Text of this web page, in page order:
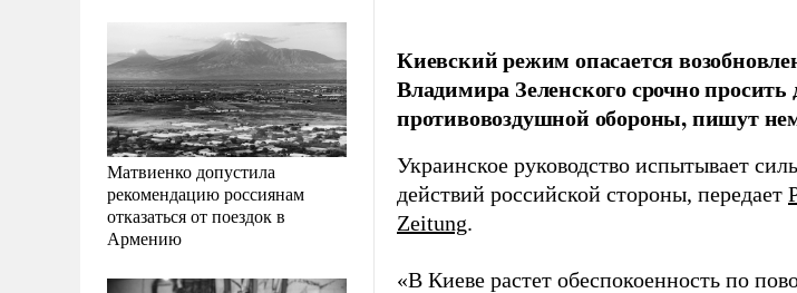
Матвиенко допустила
рекомендацию россиянам
отказаться от поездок в
Армению
Киевский режим опасается
Владимира Зеленского срочно
противовоздушной обороны, пишут
Украинское руководство испытывает
действий российской стороны, передает
Zeitung.
«В Киеве растет обеспокоенность по